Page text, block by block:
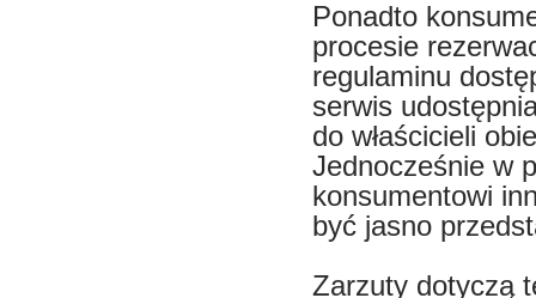
Ponadto
procesie
regulaminu
serwis
do właścicieli
Jednocześnie w
konsumentowi
być jasno
Zarzuty dotyczą